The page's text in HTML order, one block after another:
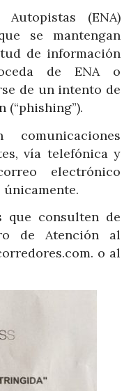
(ENA)
se mantengan
de información
de ENA o
de un intento de
vía telefónica y
electrónico
únicamente.
que consulten de
de Atención al
o al